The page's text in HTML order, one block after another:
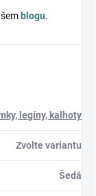
blogu.
legíny, kalhoty
Zvolte variantu
Šedá